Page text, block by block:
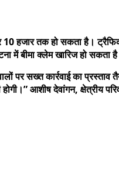
10 हजार तक हो सकता है।
में बीमा क्लेम खारिज हो सकता
पर सख्त कार्रवाई का प्रस्ताव
आशीष देवांगन, क्षेत्रीय